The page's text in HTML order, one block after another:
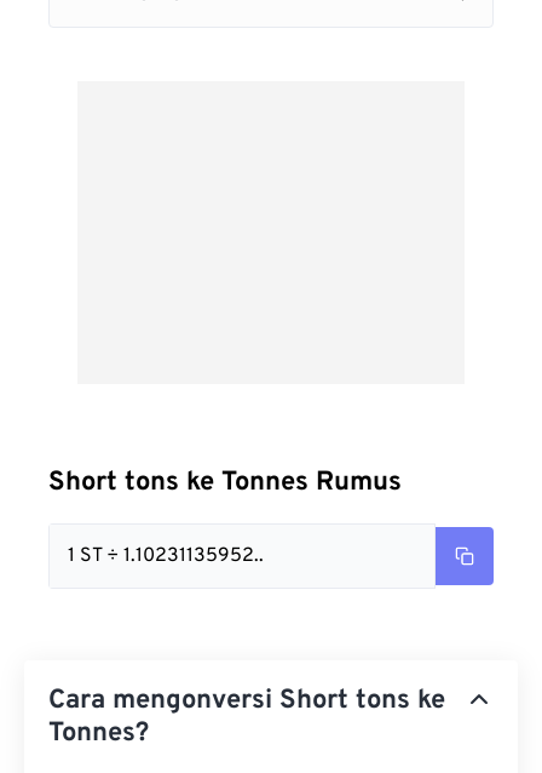
Short tons ke Tonnes Rumus
1 ST ÷ 1.10231135952..
Cara mengonversi Short tons ke
Tonnes?